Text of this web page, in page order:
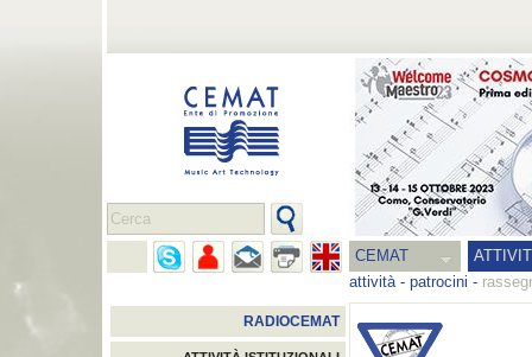
CEMAT
attività- patrocini -
RADIOCEMAT